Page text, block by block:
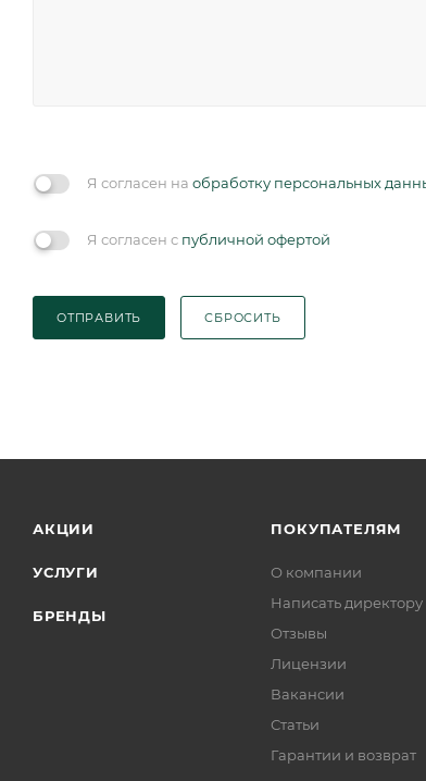
Я согласен на обработку персональных
Я согласен с публичной офертой
ОТПРАВИТЬ СБРОСИТЬ
АКЦИИ
УСЛУГИ
БРЕНДЫ
ПОКУПАТЕЛЯМ
О компании
Написать директору
Отзывы
Лицензии
Вакансии
Статьи
Гарантии и возврат